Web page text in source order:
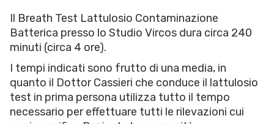
Il Breath Test Lattulosio Contaminazione
Batterica presso lo Studio Vircos dura circa 240
minuti (circa 4 ore).
I tempi indicati sono frutto di una media, in
quanto il Dottor Cassieri che conduce il lattulosio
test in prima persona utilizza tutto il tempo
necessario per effettuare tutti le rilevazioni cui